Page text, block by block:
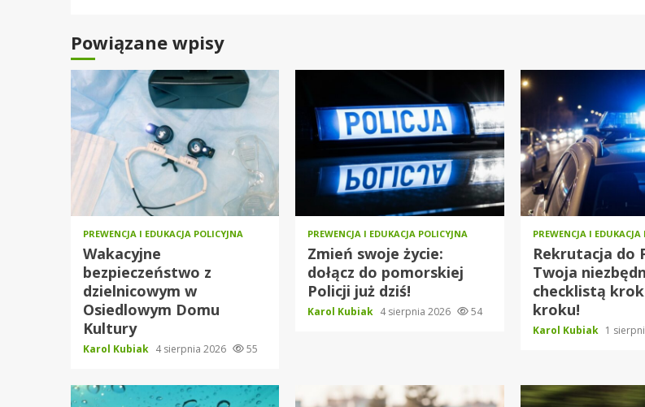
Powiązane wpisy
PREWENCJA I EDUKACJA POLICYJNA
Wakacyjne
bezpieczeństwo z
dzielnicowym w
Osiedlowym Domu
Kultury
Karol Kubiak 4 sierpnia 2026 55
PREWENCJA I EDUKACJA POLICYJNA
Zmień swoje życie:
dołącz do pomorskiej
Policji już dziś!
Karol Kubiak 4 sierpnia 2026 54
PREWENCJA I EDUKACJA
Rekrutacja do
Twoja
checklistą
kroku!
Karol Kubiak 1